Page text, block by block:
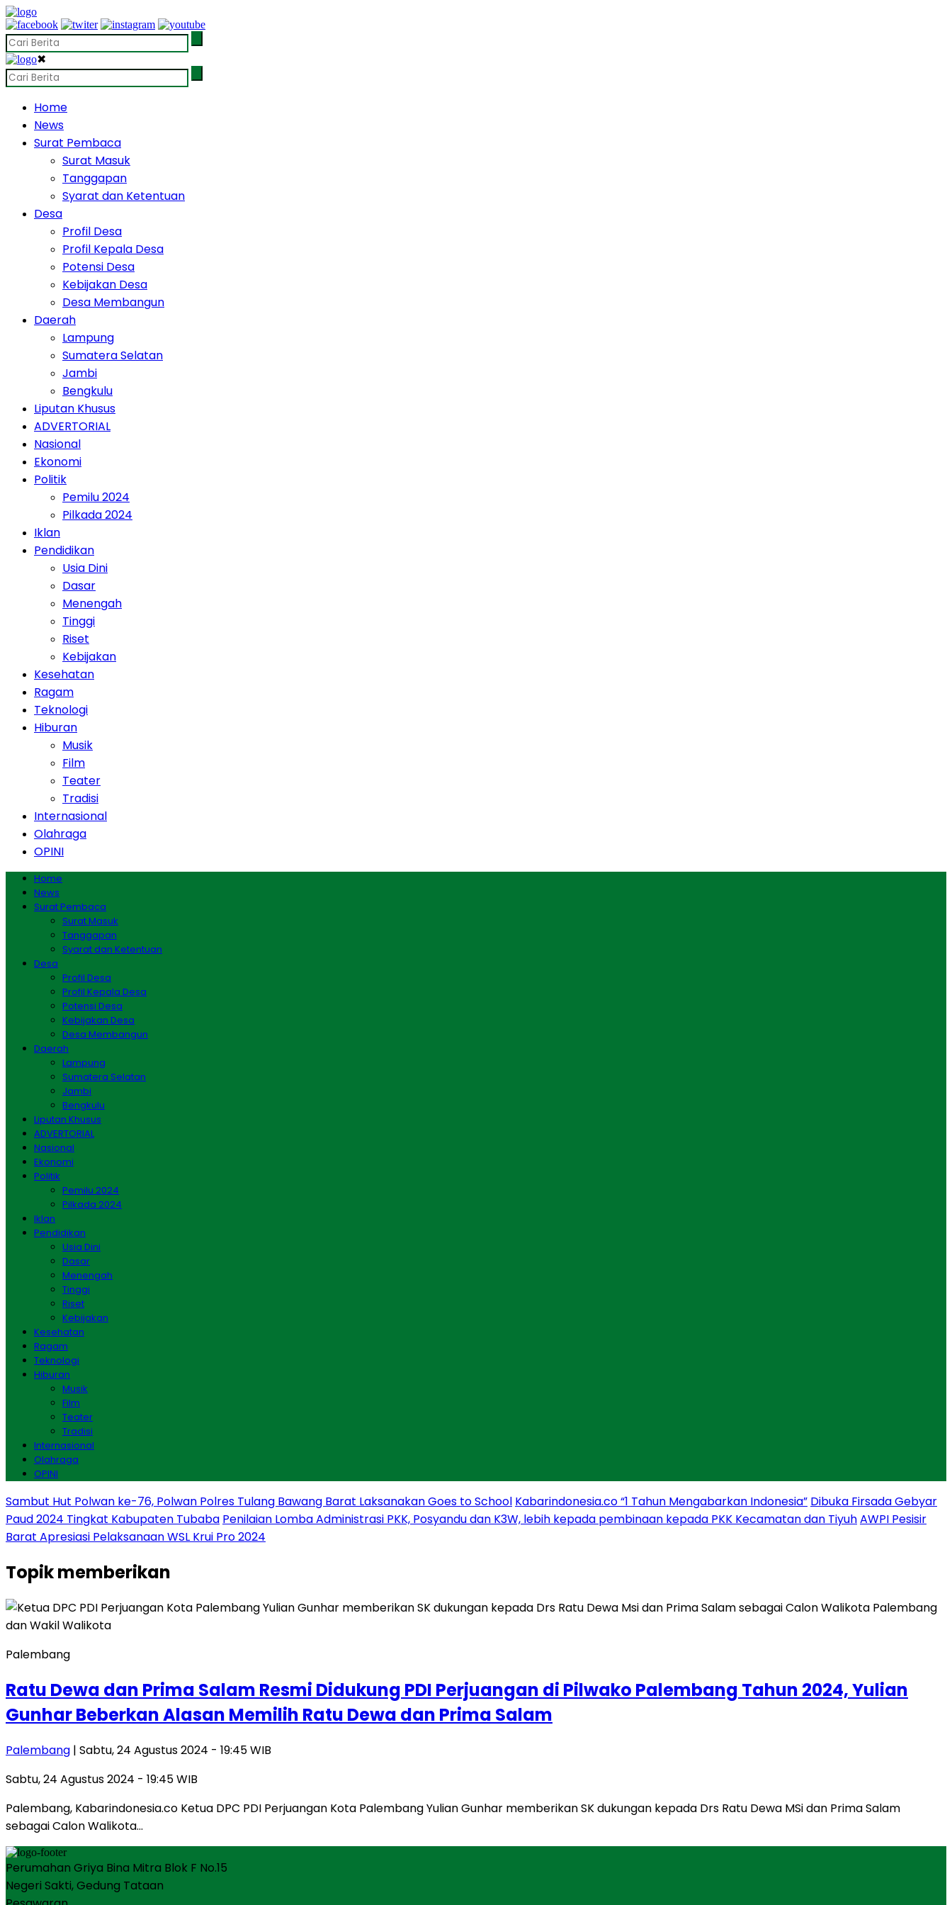
✖
Home
News
Surat Pembaca
Surat Masuk
Tanggapan
Syarat dan Ketentuan
Desa
Profil Desa
Profil Kepala Desa
Potensi Desa
Kebijakan Desa
Desa Membangun
Daerah
Lampung
Sumatera Selatan
Jambi
Bengkulu
Liputan Khusus
ADVERTORIAL
Nasional
Ekonomi
Politik
Pemilu 2024
Pilkada 2024
Iklan
Pendidikan
Usia Dini
Dasar
Menengah
Tinggi
Riset
Kebijakan
Kesehatan
Ragam
Teknologi
Hiburan
Musik
Film
Teater
Tradisi
Internasional
Olahraga
OPINI
Home
News
Surat Pembaca
Surat Masuk
Tanggapan
Syarat dan Ketentuan
Desa
Profil Desa
Profil Kepala Desa
Potensi Desa
Kebijakan Desa
Desa Membangun
Daerah
Lampung
Sumatera Selatan
Jambi
Bengkulu
Liputan Khusus
ADVERTORIAL
Nasional
Ekonomi
Politik
Pemilu 2024
Pilkada 2024
Iklan
Pendidikan
Usia Dini
Dasar
Menengah
Tinggi
Riset
Kebijakan
Kesehatan
Ragam
Teknologi
Hiburan
Musik
Film
Teater
Tradisi
Internasional
Olahraga
OPINI
Sambut Hut Polwan ke-76, Polwan Polres Tulang Bawang Barat Laksanakan Goes to School Kabarindonesia.co “1 Tahun Mengabarkan Indonesia” Dibuka Firsada Gebyar
Paud 2024 Tingkat Kabupaten Tubaba Penilaian Lomba Administrasi PKK, Posyandu dan K3W, lebih kepada pembinaan kepada PKK Kecamatan dan TiyuhAWPI Pesisir
Barat Apresiasi Pelaksanaan WSL Krui Pro 2024
Topikmemberikan
Palembang
Ratu Dewa dan Prima Salam Resmi Didukung PDI Perjuangan di Pilwako Palembang Tahun 2024, Yulian
Gunhar Beberkan Alasan Memilih Ratu Dewa dan Prima Salam
Palembang | Sabtu, 24 Agustus 2024 - 19:45 WIB
Sabtu, 24 Agustus 2024 - 19:45 WIB
Palembang, Kabarindonesia.co Ketua DPC PDI Perjuangan Kota Palembang Yulian Gunhar memberikan SK dukungan kepada Drs Ratu Dewa MSi dan Prima Salam
sebagai Calon Walikota…
Perumahan Griya Bina Mitra Blok F No.15
Negeri Sakti, Gedung Tataan